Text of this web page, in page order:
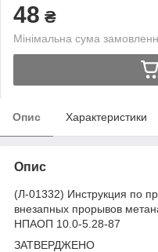
48 ₴
Мінімальна сума
Опис Характеристики
Опис
(Л-01332) Инструкция по
внезапных прорывов
НПАОП 10.0-5.28-87
ЗАТВЕРДЖЕНО